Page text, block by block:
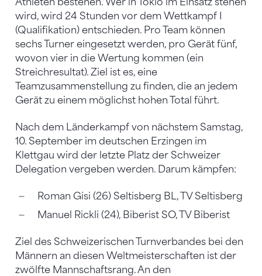
wird, wird 24 Stunden vor dem Wettkampf I
(Qualifikation) entschieden. Pro Team können
sechs Turner eingesetzt werden, pro Gerät fünf,
wovon vier in die Wertung kommen (ein
Streichresultat). Ziel ist es, eine
Teamzusammenstellung zu finden, die an jedem
Gerät zu einem möglichst hohen Total führt.
Nach dem Länderkampf von nächstem Samstag,
10. September im deutschen Erzingen im
Klettgau wird der letzte Platz der Schweizer
Delegation vergeben werden. Darum kämpfen:
Roman Gisi (26) Seltisberg BL, TV Seltisberg
Manuel Rickli (24), Biberist SO, TV Biberist
Ziel des Schweizerischen Turnverbandes bei den
Männern an diesen Weltmeisterschaften ist der
zwölfte Mannschaftsrang. An den